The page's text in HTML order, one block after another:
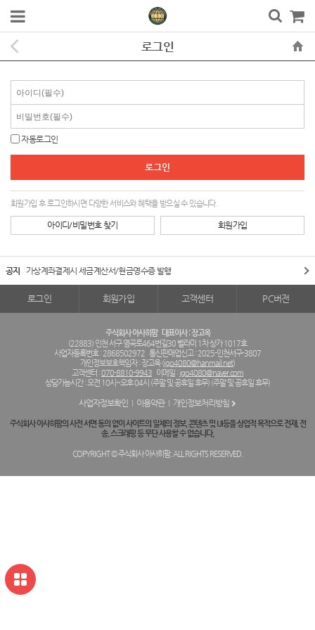
로그인
자동로그인
회원가입 후 로그인하시면 다양한 서비스와 혜택을 받으실 수 있습니다.
아이디/비밀번호 찾기 회원가입
공지 가상계좌결제시 세금계산서/현금영수증 발행
로그인 회원가입 고객센터 PC버전
주식회사 아사히팜 대표이사 : 장고옥
(22883) 인천 서구 염곡로464번길30 벨라미 1차 상가 1017호
사업자등록번호 : 2868502972 통신판매업신고 : 2025-인천서구-3807
개인정보보호책임자 : 장고옥 (jgo4080@hanmail.net)
고객센터 :070-8810-9943 이메일 : jgo4080@naver.com
상담가능시간 : 오전 10시~오후 04시 (주말 및 공휴일 휴무) (주말 및 공휴일 휴무)
사업자정보확인 이용약관 개인정보처리방침
주식회사 아사히팜의 사전 서면 동의 없이 사이트의 일체의 정보, 콘텐츠 및 UI등을 상업적 목적으로 전재, 전
송, 스크래핑 등 무단 사용할 수 없습니다.
COPYRIGHT © 주식회사 아사히팜. ALL RIGHTS RESERVED.